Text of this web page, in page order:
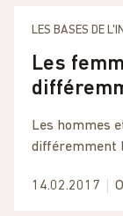
LES BASES DE
Les
Les hommes
différemment
14.02.2017